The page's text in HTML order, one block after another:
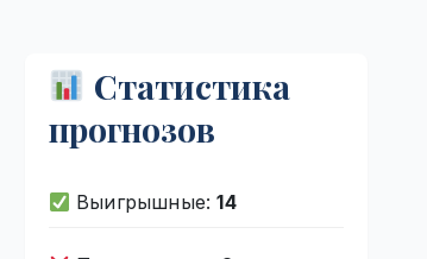
Статистика
прогнозов
Выигрышные:14